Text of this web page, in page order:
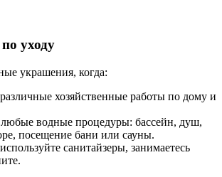
уходу
украшения, когда:
хозяйственные работы по дому и
водные процедуры: бассейн, душ,
посещение бани или сауны.
санитайзеры, занимаетесь